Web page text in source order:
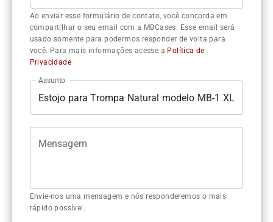
Ao enviar esse formulário de contato, você concorda em
compartilhar o seu email com a MBCases. Esse email será
usado somente para podermos responder de volta para
você. Para mais informações acesse a Política de
Privacidade
Assunto
Mensagem
Envie-nos uma mensagem e nós responderemos o mais
rápido possível.